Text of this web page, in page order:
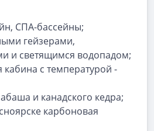
СПА-бассейны;
гейзерами,
и светящимся водопадом;
с температурой -
и канадского кедра;
карбоновая